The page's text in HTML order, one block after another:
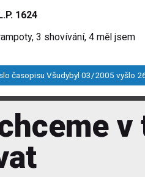
1624
3 shovívání, 4 měl jsem
časopisu Všudybyl 03/2005 vyšlo
v